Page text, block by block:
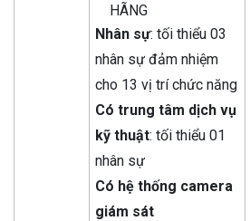
HÃNG
Nhân sự: tối thiểu 03
nhân sự đảm nhiệm
cho 13 vị trí chức năng
Có trung tâm dịch vụ
kỹ thuật: tối thiểu 01
nhân sự
Có hệ thống camera
giám sát